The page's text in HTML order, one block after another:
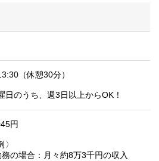
（休憩30分）
日のうち、週3日以上からOK！
円
〉
の場合：月々約8万3千円の収入